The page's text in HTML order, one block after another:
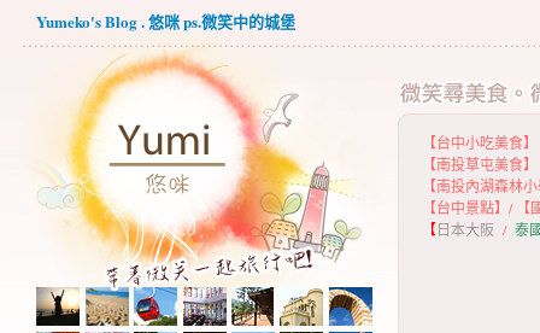
Yumeko's Blog . 悠咪 ps.微笑中的城堡
【台中小吃美食】
【南投草屯美食】
【南投內湖森林
【台中景點】 /
【日本大阪 / 泰